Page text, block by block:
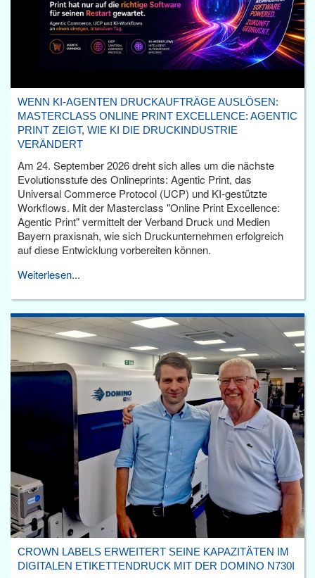
WENN KI-AGENTEN DRUCKAUFTRÄGE AUSLÖSEN:
MASTERCLASS ONLINE PRINT EXCELLENCE: AGENTIC
PRINT ZEIGT, WIE KI DIE DRUCKINDUSTRIE
VERÄNDERT
Am 24. September 2026 dreht sich alles um die nächste
Evolutionsstufe des Onlineprints: Agentic Print, das
Universal Commerce Protocol (UCP) und KI-gestützte
Workflows. Mit der Masterclass "Online Print Excellence:
Agentic Print" vermittelt der Verband Druck und Medien
Bayern praxisnah, wie sich Druckunternehmen erfolgreich
auf diese Entwicklung vorbereiten können.
Weiterlesen...
CROWN LABELS ERWEITERT SEINE KAPAZITÄTEN IM
DIGITALEN ETIKETTENDRUCK MIT DER DOMINO N730I